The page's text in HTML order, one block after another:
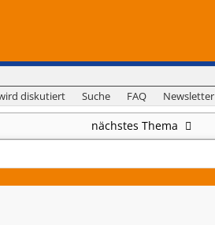
diskutiert Suche FAQ Newsletter
nächstes Thema